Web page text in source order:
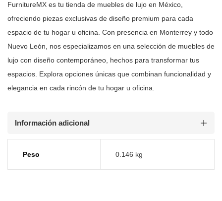
FurnitureMX es tu tienda de muebles de lujo en México,
ofreciendo piezas exclusivas de diseño premium para cada
espacio de tu hogar u oficina. Con presencia en Monterrey y todo
Nuevo León, nos especializamos en una selección de muebles de
lujo con diseño contemporáneo, hechos para transformar tus
espacios. Explora opciones únicas que combinan funcionalidad y
elegancia en cada rincón de tu hogar u oficina.
Información adicional
Peso 0.146 kg